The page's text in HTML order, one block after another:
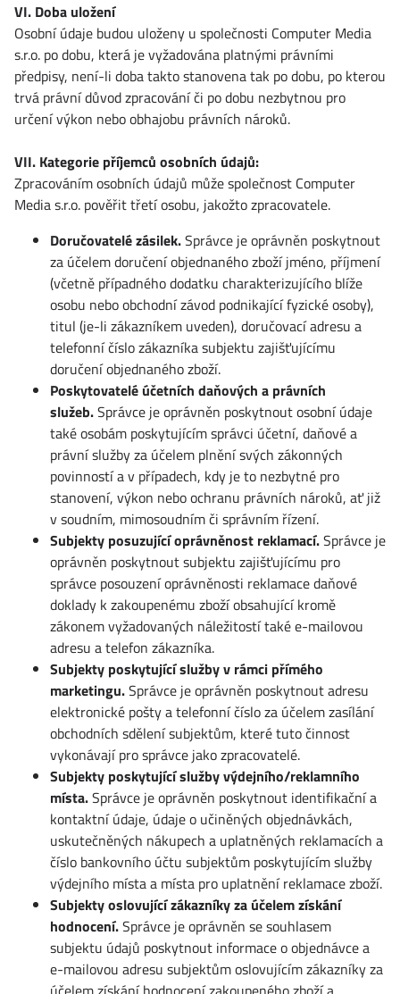
VI. Doba uložení
Osobní údaje budou uloženy u společnosti Computer Media
s.r.o. po dobu, která je vyžadována platnými právními
předpisy, není-li doba takto stanovena tak po dobu, po kterou
trvá právní důvod zpracování či po dobu nezbytnou pro
určení výkon nebo obhajobu právních nároků.
VII. Kategorie příjemců osobních údajů:
Zpracováním osobních údajů může společnost Computer
Media s.r.o. pověřit třetí osobu, jakožto zpracovatele.
Doručovatelé zásilek.Správce je oprávněn poskytnout
za účelem doručení objednaného zboží jméno, příjmení
(včetně případného dodatku charakterizujícího blíže
osobu nebo obchodní závod podnikající fyzické osoby),
titul (je-li zákazníkem uveden), doručovací adresu a
telefonní číslo zákazníka subjektu zajišťujícímu
doručení objednaného zboží.
Poskytovatelé účetních daňových a právních
služeb.Správce je oprávněn poskytnout osobní údaje
také osobám poskytujícím správci účetní, daňové a
právní služby za účelem plnění svých zákonných
povinností a v případech, kdy je to nezbytné pro
stanovení, výkon nebo ochranu právních nároků, ať již
v soudním, mimosoudním či správním řízení.
Subjekty posuzující oprávněnost reklamací.Správce je
oprávněn poskytnout subjektu zajišťujícímu pro
správce posouzení oprávněnosti reklamace daňové
doklady k zakoupenému zboží obsahující kromě
zákonem vyžadovaných náležitostí také e-mailovou
adresu a telefon zákazníka.
Subjekty poskytující služby v rámci přímého
marketingu.Správce je oprávněn poskytnout adresu
elektronické pošty a telefonní číslo za účelem zasílání
obchodních sdělení subjektům, které tuto činnost
vykonávají pro správce jako zpracovatelé.
Subjekty poskytující služby výdejního/reklamního
místa.Správce je oprávněn poskytnout identifikační a
kontaktní údaje, údaje o učiněných objednávkách,
uskutečněných nákupech a uplatněných reklamacích a
číslo bankovního účtu subjektům poskytujícím služby
výdejního místa a místa pro uplatnění reklamace zboží.
Subjekty oslovující zákazníky za účelem získání
hodnocení.Správce je oprávněn se souhlasem
subjektu údajů poskytnout informace o objednávce a
e-mailovou adresu subjektům oslovujícím zákazníky za